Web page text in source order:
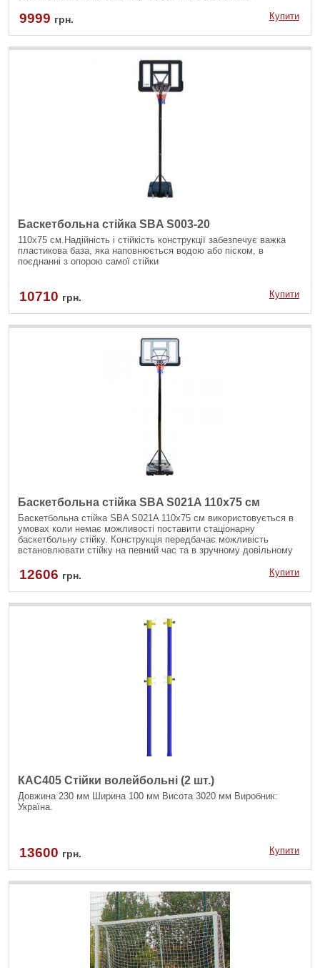
налаштувати та переміщувати.
9999 грн. Купити
Баскетбольна стійка SBA S003-20
110x75 см.Надійність і стійкість конструкції забезпечує важка
пластикова база, яка наповнюється водою або піском, в
поєднанні з опорою самої стійки
10710 грн. Купити
Баскетбольна стійка SBA S021A 110x75 см
Баскетбольна стійка SBA S021A 110x75 см використовується в
умовах коли немає можливості поставити стаціонарну
баскетбольну стійку. Конструкція передбачає можливість
встановлювати стійку на певний час та в зручному довільному
12606 грн. Купити
КАС405 Стійки волейбольні (2 шт.)
Довжина 230 мм Ширина 100 мм Висота 3020 мм Виробник:
Україна.
13600 грн. Купити